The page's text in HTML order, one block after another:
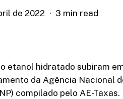
de 2022 3 min read
etanol hidratado subiram
da Agência Nacional
compilado pelo AE-Taxas.